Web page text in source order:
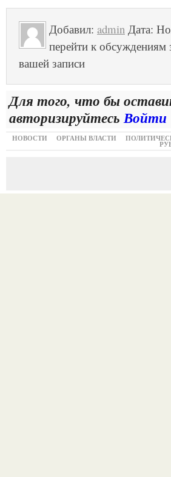
Добавил: admin Дата:
перейти к обсуждениям
вашей записи
Для того, что бы
авторизируйтесьВойти
НОВОСТИ ОРГАНЫ ВЛАСТИ